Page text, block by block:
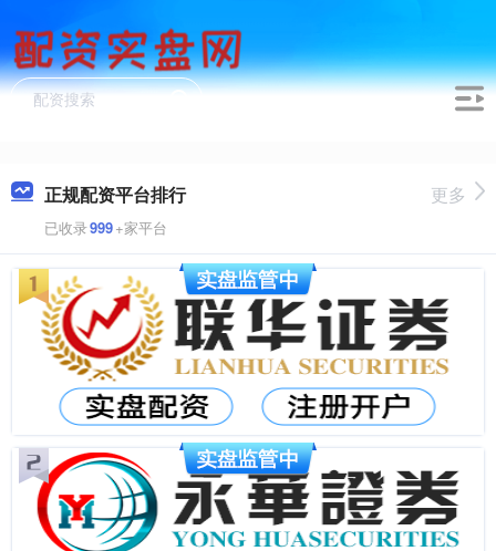
正规配资平台排行
已收录999+家平台
更多